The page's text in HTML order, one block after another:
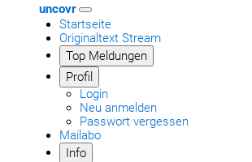
uncovr
Startseite
Originaltext Stream
Top Meldungen
Profil
Login
Neu anmelden
Passwort vergessen
Mailabo
Info